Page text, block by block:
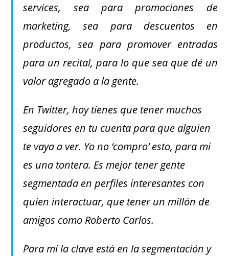
services, sea para promociones de
marketing, sea para descuentos en
productos, sea para promover entradas
para un recital, para lo que sea que dé un
valor agregado a la gente.
En Twitter, hoy tienes que tener muchos
seguidores en tu cuenta para que alguien
te vaya a ver. Yo no ‘compro’ esto, para mi
es una tontera. Es mejor tener gente
segmentada en perfiles interesantes con
quien interactuar, que tener un millón de
amigos como Roberto Carlos.
Para mi la clave está en la segmentación y